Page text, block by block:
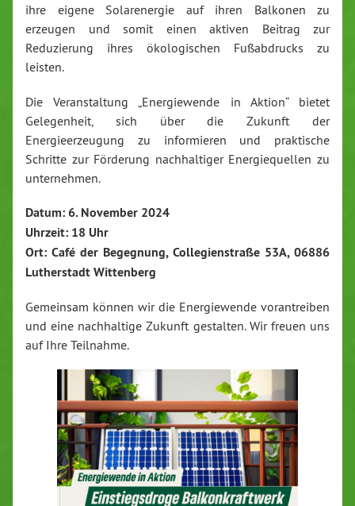
ihre eigene Solarenergie auf ihren Balkonen zu
erzeugen und somit einen aktiven Beitrag zur
Reduzierung ihres ökologischen Fußabdrucks zu
leisten.
Die Veranstaltung „Energiewende in Aktion“ bietet
Gelegenheit, sich über die Zukunft der
Energieerzeugung zu informieren und praktische
Schritte zur Förderung nachhaltiger Energiequellen zu
unternehmen.
Datum: 6. November 2024
Uhrzeit: 18 Uhr
Ort: Café der Begegnung, Collegienstraße 53A, 06886
Lutherstadt Wittenberg
Gemeinsam können wir die Energiewende vorantreiben
und eine nachhaltige Zukunft gestalten. Wir freuen uns
auf Ihre Teilnahme.